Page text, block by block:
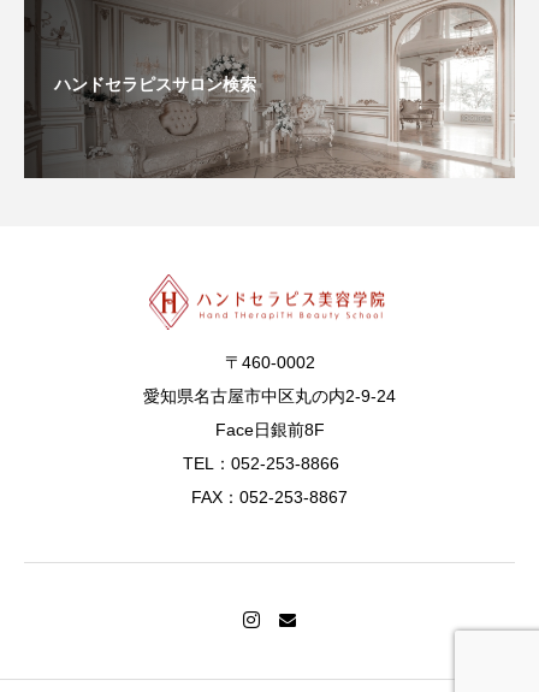
ハンドセラピスサロン検索
〒460-0002
愛知県名古屋市中区丸の内2-9-24
Face日銀前8F
TEL：052-253-8866
FAX：052-253-8867